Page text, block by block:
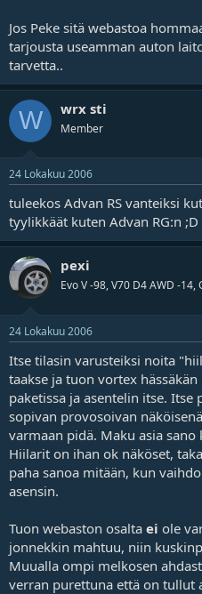
Jos Peke sitä webastoa
tarjousta useamman auton
tarvetta..
W wrx sti
Member
24 Lokakuu 2006
tuleekos Advan RS vanteiksi
tyylikkäät kuten Advan RG:n ;D
pexi
Evo V -98, V70 D4 AWD -14,
24 Lokakuu 2006
Itse tilasin varusteiksi noita
taakse ja tuon vortex
paketissa ja asentelin itse.
sopivan provosoivan
varmaan pidä. Maku asia
Hiilarit on ihan ok näköset,
paha sanoa mitään, kun
asensin.
Tuon webaston osalta ei ole
jonnekkin mahtuu, niin
Muualla ompi melkosen
verran purettuna että on tullut